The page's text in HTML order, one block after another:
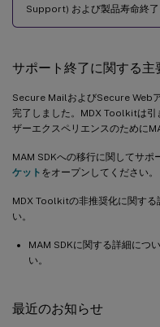
Support) および製品寿命終
サポート終了に関する主
Secure MailおよびSecure Web
完了しました。MDX Toolkitは引
ザーエクスペリエンスのために
MAM SDKへの移行に関してサポ
ケット をオープンしてください。
MDX Toolkitの非推奨化に関する
い。
MAM SDKに関する詳細につい
い。
最近のお知らせ